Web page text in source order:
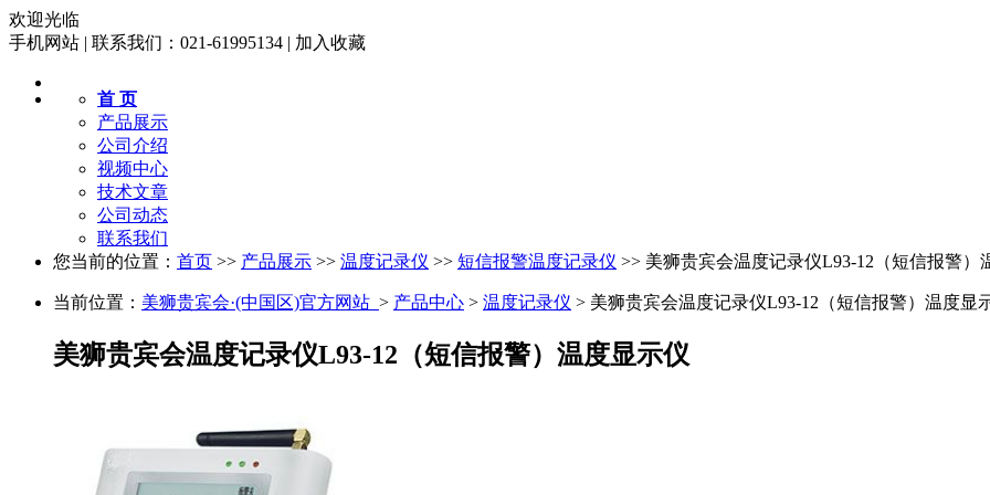
欢迎光临
手机网站 | 联系我们：021-61995134 | 加入收藏
首 页
产品展示
公司介绍
视频中心
技术文章
公司动态
联系我们
您当前的位置： 首页 >> 产品展示 >> 温度记录仪 >> 短信报警温度记录仪 >> 美狮贵宾会温度记录仪L93-12（短信报警）
当前位置： 美狮贵宾会·(中国区)官方网站  > 产品中心 > 温度记录仪 > 美狮贵宾会温度记录仪L93-12（短信报警）温度显
美狮贵宾会温度记录仪L93-12（短信报警）温度显示仪